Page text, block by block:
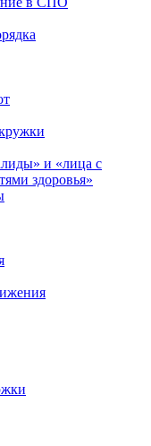
и «лица с
здоровья»